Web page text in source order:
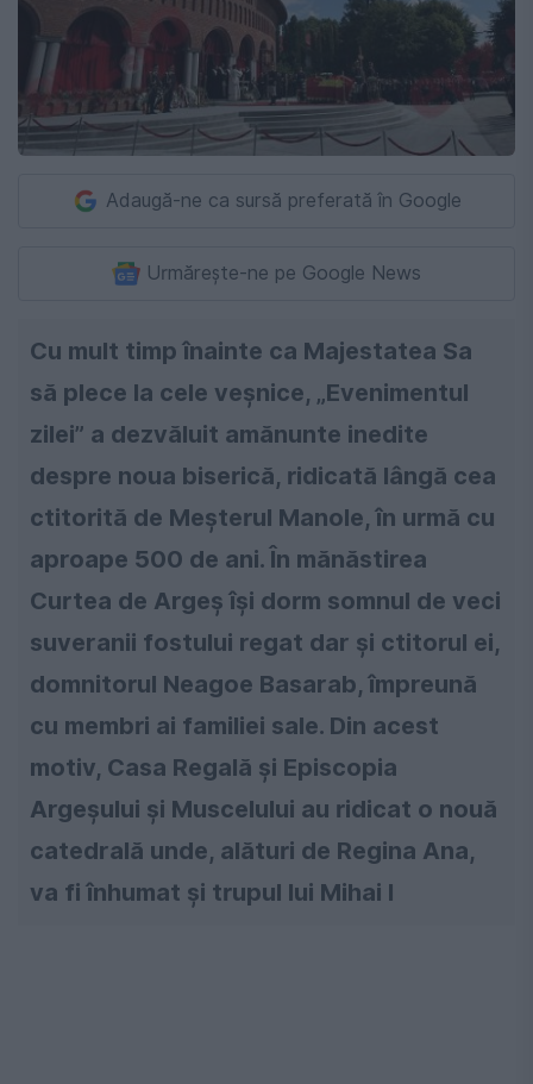
Adaugă-ne ca sursă preferată în Google
Urmărește-ne pe Google News
Cu mult timp înainte ca Majestatea Sa
să plece la cele veșnice, „Evenimentul
zilei” a dezvăluit amănunte inedite
despre noua biserică, ridicată lângă cea
ctitorită de Meșterul Manole, în urmă cu
aproape 500 de ani. În mănăstirea
Curtea de Argeș își dorm somnul de veci
suveranii fostului regat dar și ctitorul ei,
domnitorul Neagoe Basarab, împreună
cu membri ai familiei sale. Din acest
motiv, Casa Regală și Episcopia
Argeșului și Muscelului au ridicat o nouă
catedrală unde, alături de Regina Ana,
va fi înhumat și trupul lui Mihai I